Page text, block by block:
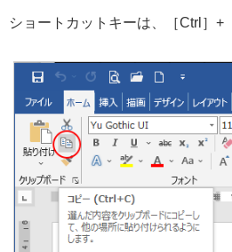
ショートカットキーは、［Ctrl］+